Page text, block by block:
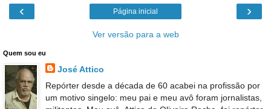
‹ ›
Página inicial
Ver versão para a web
Quem sou eu
José Attico
Repórter desde a década de 60 acabei na profissão por
um motivo singelo: meu pai e meu avô foram jornalistas,